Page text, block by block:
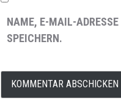
NAME, E-MAIL-ADRESSE
SPEICHERN.